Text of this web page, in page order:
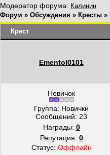
Модератор форума: Калинин
Форум » Обсуждения » Кресты »
Крест
Ementol0101
Новичок
Группа: Новички
Сообщений: 23
Награды: 0
Репутация: 0
Статус: Оффлайн